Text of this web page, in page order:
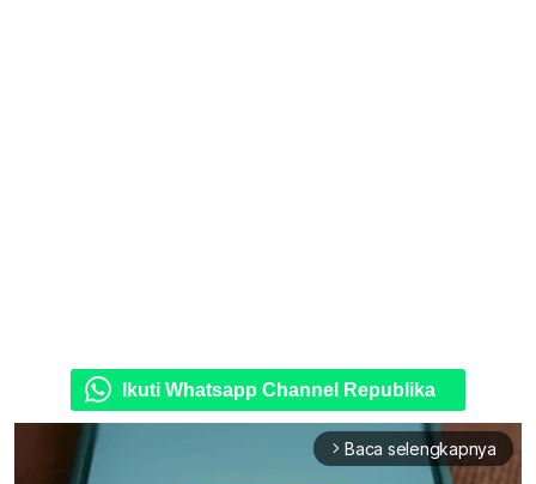
Ikuti Whatsapp Channel Republika
arrow_forward_ios Baca selengkapnya